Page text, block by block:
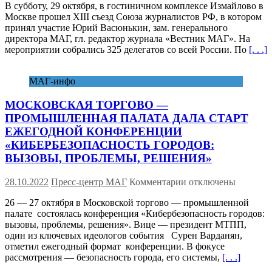
В
Москве
состоялся
XIII
съезд
В субботу, 29 октября, в гостиничном комплексе Измайлово в
Москве прошел XIII съезд Союза журналистов РФ, в котором
принял участие Юрий Васюнькин, зам. генерального
директора МАГ, гл. редактор журнала «Вестник МАГ». На
мероприятии собрались 325 делегатов со всей России. По [. . .]
МАГ-инфо
МОСКОВСКАЯ ТОРГОВО —
ПРОМЫШЛЕННАЯ ПАЛАТА ДАЛА СТАРТ
ЕЖЕГОДНОЙ КОНФЕРЕНЦИИ
«КИБЕРБЕЗОПАСНОСТЬ ГОРОДОВ:
ВЫЗОВЫ, ПРОБЛЕМЫ, РЕШЕНИЯ»
28.10.2022 Пресс-центр МАГ Комментарии к
МОСКОВСКАЯ
ТОРГОВО
—
ПАЛАТА
ДАЛА
отключены
26 — 27 октября в Московской торгово — промышленной
палате состоялась конференция «Кибербезопасность городов:
вызовы, проблемы, решения». Вице — президент МТПП,
один из ключевых идеологов события Сурен Варданян,
отметил ежегодный формат конференции. В фокусе
рассмотрения — безопасность города, его системы, [. . .]